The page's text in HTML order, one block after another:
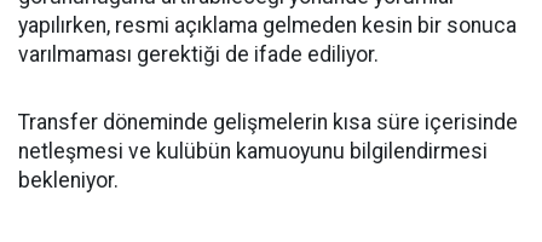
yapılırken, resmi açıklama gelmeden kesin bir sonuca
varılmaması gerektiği de ifade ediliyor.
Transfer döneminde gelişmelerin kısa süre içerisinde
netleşmesi ve kulübün kamuoyunu bilgilendirmesi
bekleniyor.